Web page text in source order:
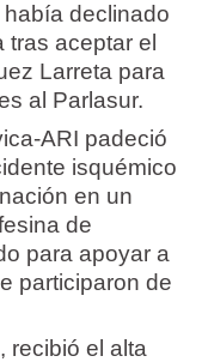
declinado
aceptar el
Larreta para
al Parlasur.
ARI padeció
isquémico
en un
de
para apoyar a
participaron de
recibió el alta